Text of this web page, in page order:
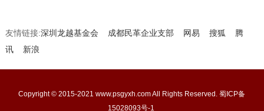
友情链接:深圳龙越基金会 成都民革企业支部 网易 搜狐
腾
讯
新浪
Copyright © 2015-2021 www.psgyxh.com All Rights Reserved.蜀ICP备
15028093号-1